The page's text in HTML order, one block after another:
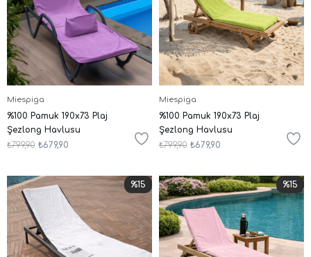
Miespiga
%100 Pamuk 190x73 Plaj
Şezlong Havlusu
₺679,90
₺799,90
Miespiga
%100 Pamuk 190x73 Plaj
Şezlong Havlusu
₺679,90
₺799,90
%15 %15